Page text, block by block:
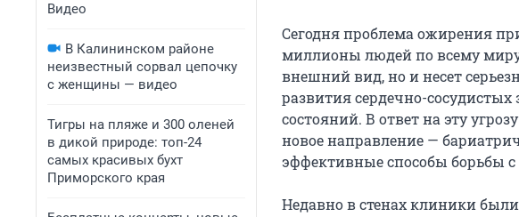
Видео
В Калининском районе
неизвестный сорвал цепочку
с женщины — видео
Тигры на пляже и 300 оленей
в дикой природе: топ-24
самых красивых бухт
Приморского края
Сегодня проблема ожирения
миллионы людей по всему
внешний вид, но и несет
развития сердечно-
состояний. В ответ на эту
новое направление —
эффективные способы борьбы
Недавно в стенах клиники